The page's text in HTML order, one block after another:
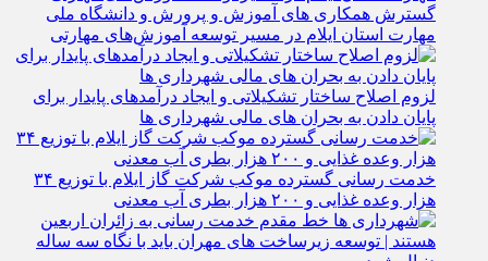
گسترش همکاری‌ های آموزش و پرورش و دانشگاه ملی
مهارت استان ایلام در مسیر توسعه آموزش‌های مهارتی
لزوم اصلاح ساختار تشکیلاتی و ایجاد درآمدهای پایدار برای
پایان دادن به بحران‌ های مالی شهرداری‌ ها
خدمت رسانی گسترده موکب شرکت گاز ایلام با توزیع ۳۴
هزار وعده غذایی و ۲۰۰ هزار بطری آب معدنی